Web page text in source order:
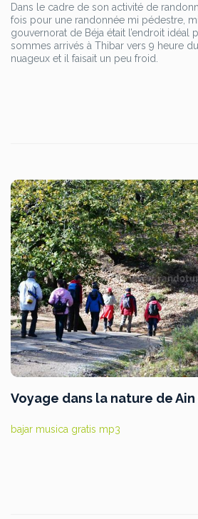
Dans le cadre de son activité de
fois pour une randonnée mi pédestre,
gouvernorat de Béja était l’endroit idéal
sommes arrivés à Thibar vers 9 heure
nuageux et il faisait un peu froid.
Voyage dans la nature de
bajar musica gratis mp3